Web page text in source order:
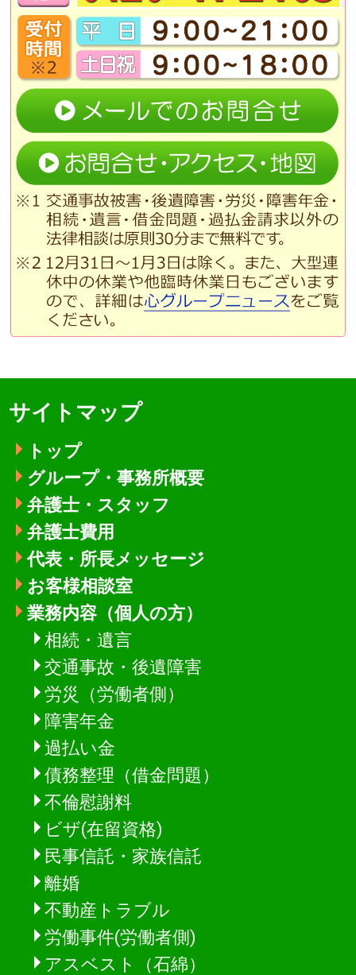
サイトマップ
トップ
グループ・事務所概要
弁護士・スタッフ
弁護士費用
代表・所長メッセージ
お客様相談室
業務内容（個人の方）
相続・遺言
交通事故・後遺障害
労災（労働者側）
障害年金
過払い金
債務整理（借金問題）
不倫慰謝料
ビザ(在留資格)
民事信託・家族信託
離婚
不動産トラブル
労働事件(労働者側)
アスベスト（石綿）